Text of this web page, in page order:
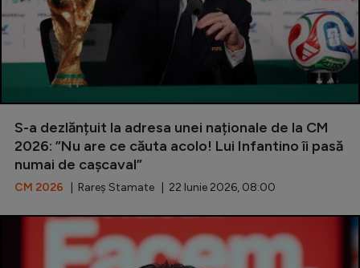
S-a dezlănțuit la adresa unei naționale de la CM
2026: ”Nu are ce căuta acolo! Lui Infantino îi pasă
numai de cașcaval”
CM 2026 | Rareș Stamate | 22 Iunie 2026, 08:00